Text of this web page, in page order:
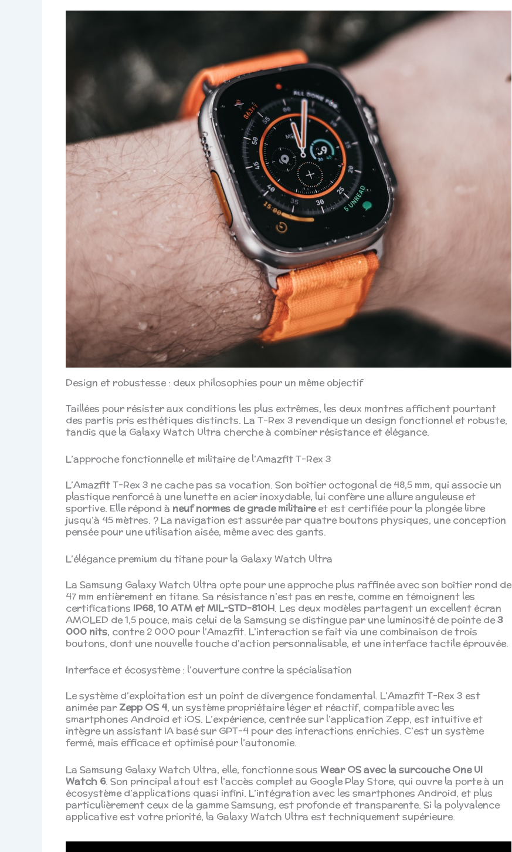
Design et robustesse : deux philosophies pour un même objectif
Taillées pour résister aux conditions les plus extrêmes, les deux montres affichent pourtant
des partis pris esthétiques distincts. La T-Rex 3 revendique un design fonctionnel et robuste,
tandis que la Galaxy Watch Ultra cherche à combiner résistance et élégance.
L’approche fonctionnelle et militaire de l’Amazfit T-Rex 3
L’Amazfit T-Rex 3 ne cache pas sa vocation. Son boîtier octogonal de 48,5 mm, qui associe un
plastique renforcé à une lunette en acier inoxydable, lui confère une allure anguleuse et
sportive. Elle répond à neuf normes de grade militaireet est certifiée pour la plongée libre
jusqu’à 45 mètres. ?️ La navigation est assurée par quatre boutons physiques, une conception
pensée pour une utilisation aisée, même avec des gants.
L’élégance premium du titane pour la Galaxy Watch Ultra
La Samsung Galaxy Watch Ultra opte pour une approche plus raffinée avec son boîtier rond de
47 mm entièrement en titane. Sa résistance n’est pas en reste, comme en témoignent les
certifications IP68, 10 ATM et MIL-STD-810H. Les deux modèles partagent un excellent écran
AMOLED de 1,5 pouce, mais celui de la Samsung se distingue par une luminosité de pointe de3
000 nits, contre 2 000 pour l’Amazfit. L’interaction se fait via une combinaison de trois
boutons, dont une nouvelle touche d’action personnalisable, et une interface tactile éprouvée.
Interface et écosystème : l’ouverture contre la spécialisation
Le système d’exploitation est un point de divergence fondamental. L’Amazfit T-Rex 3 est
animée par Zepp OS 4, un système propriétaire léger et réactif, compatible avec les
smartphones Android et iOS. L’expérience, centrée sur l’application Zepp, est intuitive et
intègre un assistant IA basé sur GPT-4 pour des interactions enrichies. C’est un système
fermé, mais efficace et optimisé pour l’autonomie.
La Samsung Galaxy Watch Ultra, elle, fonctionne sous Wear OS avec la surcouche One UI
Watch 6. Son principal atout est l’accès complet au Google Play Store, qui ouvre la porte à un
écosystème d’applications quasi infini. L’intégration avec les smartphones Android, et plus
particulièrement ceux de la gamme Samsung, est profonde et transparente. Si la polyvalence
applicative est votre priorité, la Galaxy Watch Ultra est techniquement supérieure.